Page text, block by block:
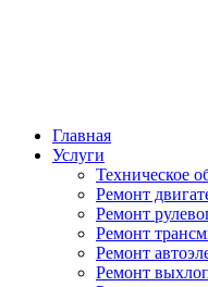
Главная
Услуги
Техническое
Ремонт
Ремонт
Ремонт
Ремонт
Ремонт